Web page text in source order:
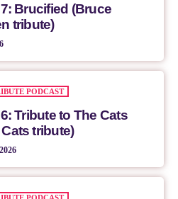
Brucified (Bruce
tribute)
PODCAST
Tribute to The Cats
tribute)